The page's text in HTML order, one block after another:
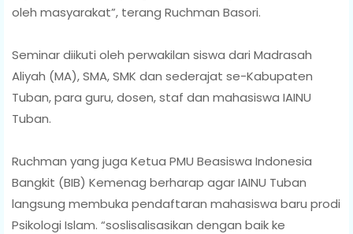
oleh masyarakat”, terang Ruchman Basori.
Seminar diikuti oleh perwakilan siswa dari Madrasah
Aliyah (MA), SMA, SMK dan sederajat se-Kabupaten
Tuban, para guru, dosen, staf dan mahasiswa IAINU
Tuban.
Ruchman yang juga Ketua PMU Beasiswa Indonesia
Bangkit (BIB) Kemenag berharap agar IAINU Tuban
langsung membuka pendaftaran mahasiswa baru prodi
Psikologi Islam. “soslisalisasikan dengan baik ke